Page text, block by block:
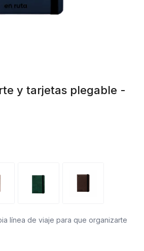
y tarjetas plegable -
línea de viaje para que organizarte